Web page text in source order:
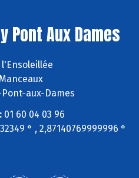
Pont Aux Dames
aux-Dames
01 60 04 03 96
° , 2,87140769999996 °